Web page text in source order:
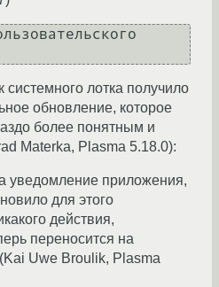
системного лотка получило
обновление, которое
более понятным и
Materka, Plasma 5.18.0):
уведомление приложения,
для этого
действия,
переносится на
Uwe Broulik, Plasma